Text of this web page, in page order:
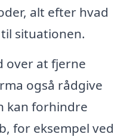
alt efter hvad
situationen.
over at fjerne
også rådgive
kan forhindre
for eksempel ved